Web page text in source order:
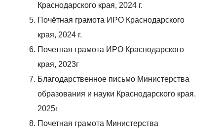
Краснодарского края, 2024 г.
Почётная грамота ИРО Краснодарского
края, 2024 г.
Почетная грамота ИРО Краснодарского
края, 2023г
Благодарственное письмо Министерства
образования и науки Краснодарского края,
2025г
Почетная грамота Министерства